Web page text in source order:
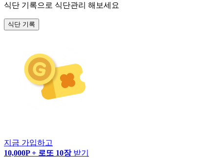
식단 기록으로 식단관리 해보세요
식단 기록
지금 가입하고
10,000P + 로또 10장 받기